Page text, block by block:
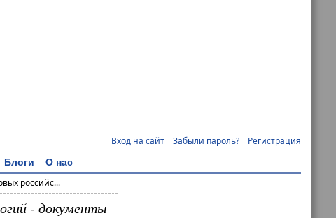
Вход на сайт Забыли пароль? Регистрация
Блоги О нас
российс...
- документы